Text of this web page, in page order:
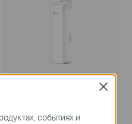
событиях и
Close